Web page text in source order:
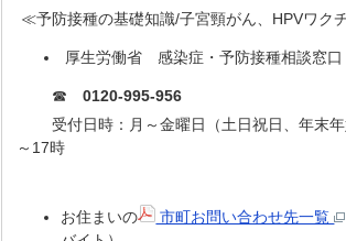
≪予防接種の基礎知識/子宮頸がん、HPVワク
厚生労働省 感染症・予防接種相談窓口
☎0120-995-956
受付日時：月～金曜日（土日祝日、年末年
～17時
お住まいの 市町お問い合わせ先一覧